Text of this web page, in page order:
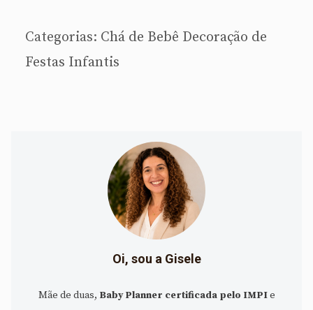
Categorias: Chá de Bebê Decoração de
Festas Infantis
Oi, sou a Gisele
Mãe de duas, Baby Planner certificada pelo IMPIe